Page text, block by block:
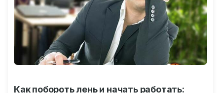
Как побороть лень и начать работать: